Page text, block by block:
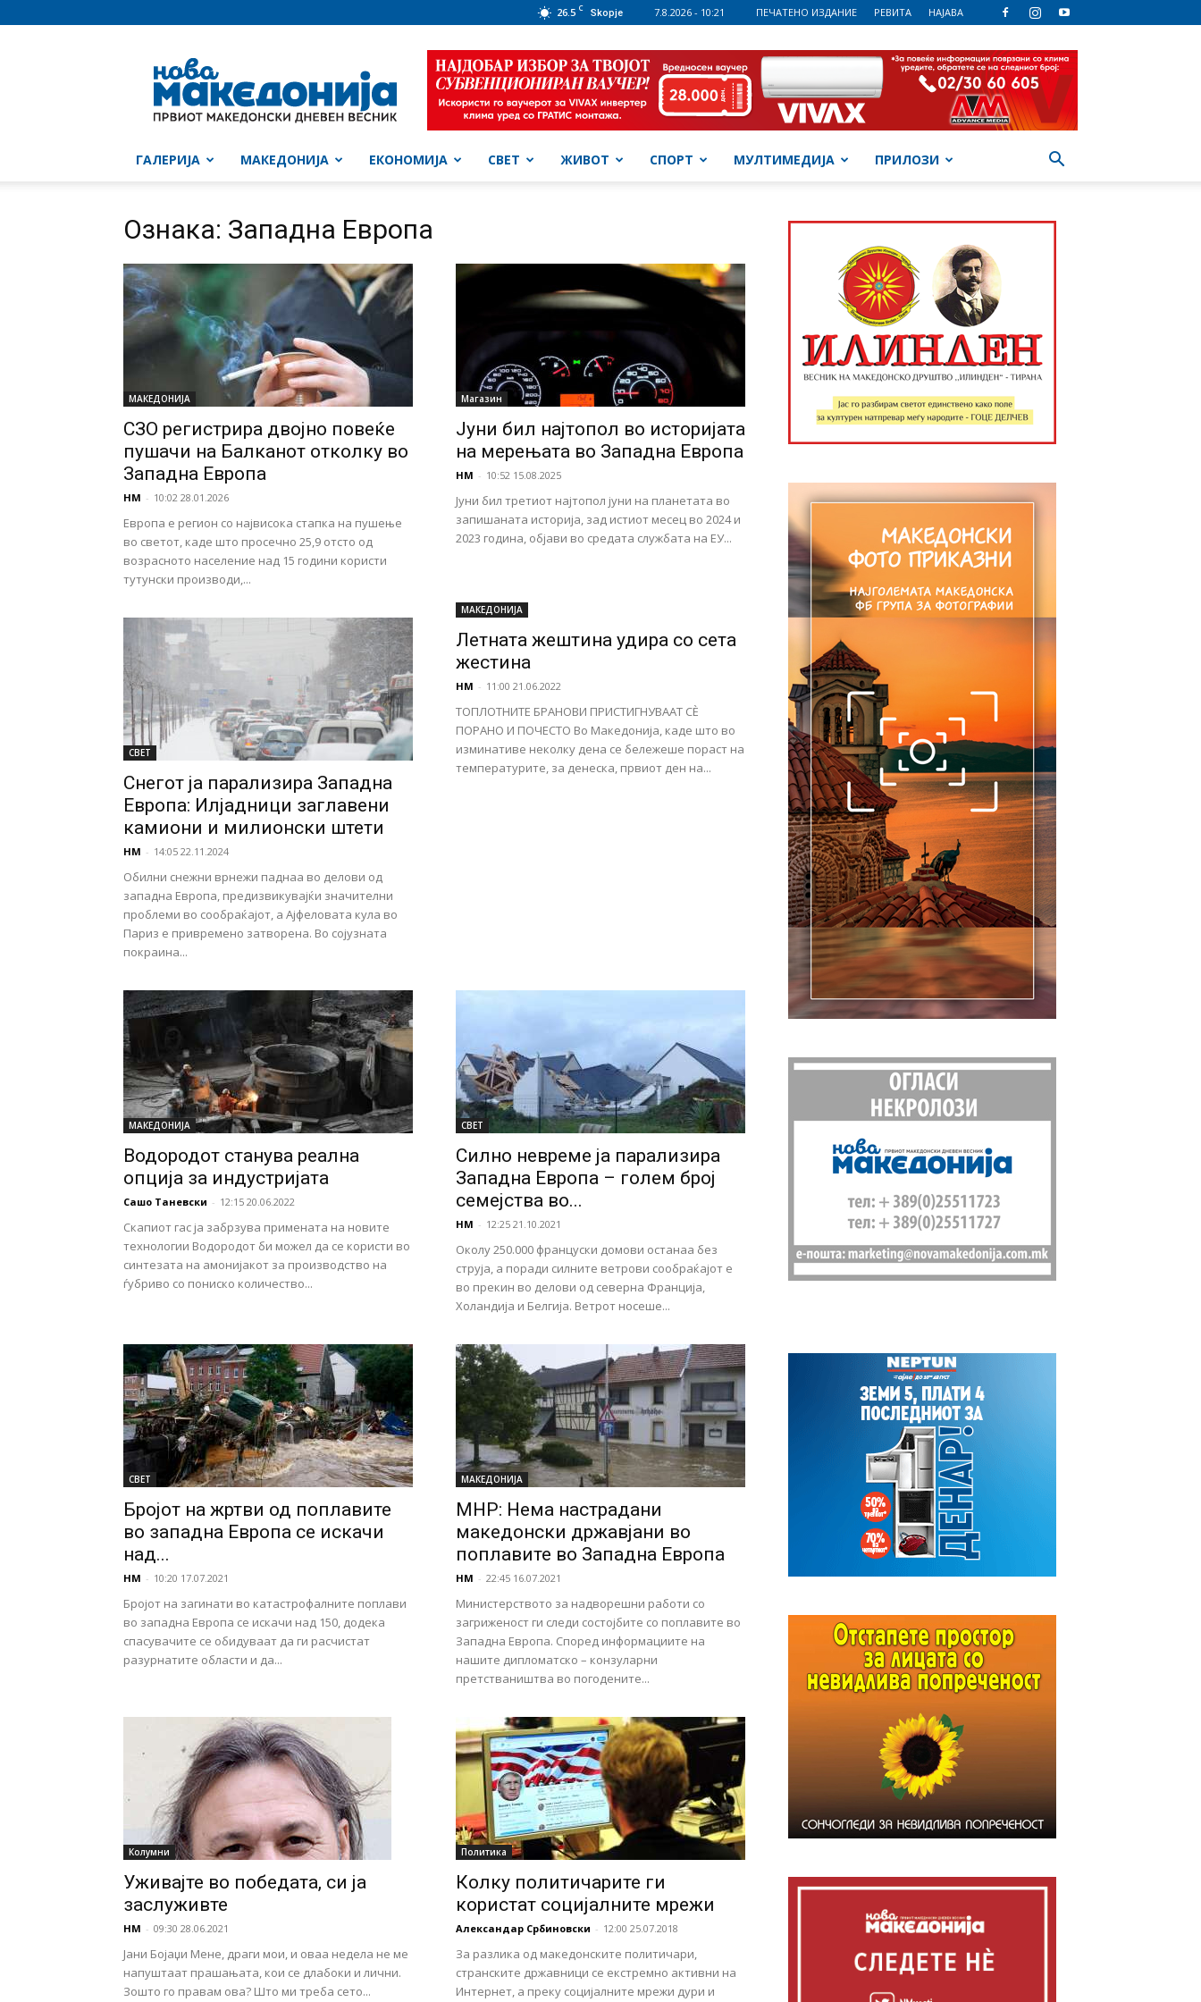
26.5 C Skopje 7.8.2026 - 10:21 ПЕЧАТЕНО ИЗДАНИЕ РЕВИТА НАЈАВА
Македонија
ГАЛЕРИЈА МАКЕДОНИЈА ЕКОНОМИЈА СВЕТ ЖИВОТ СПОРТ МУЛТИМЕДИЈА ПРИЛОЗИ
Ознака: Западна Европа
МАКЕДОНИЈА
СЗО регистрира двојно повеќе
пушачи на Балканот отколку во
Западна Европа
НМ - 10:02 28.01.2026
Европа е регион со највисока стапка на пушење
во светот, каде што просечно 25,9 отсто од
возрасното население над 15 години користи
тутунски производи,...
Магазин
Јуни бил најтопол во историјата
на мерењата во Западна Европа
НМ - 10:52 15.08.2025
Јуни бил третиот најтопол јуни на планетата во
запишаната историја, зад истиот месец во 2024 и
2023 година, објави во средата службата на ЕУ...
СВЕТ
Снегот ја парализира Западна
Европа: Илјадници заглавени
камиони и милионски штети
НМ - 14:05 22.11.2024
Обилни снежни врнежи паднаа во делови од
западна Европа, предизвикувајќи значителни
проблеми во сообраќајот, а Ајфеловата кула во
Париз е привремено затворена. Во сојузната
покраина...
МАКЕДОНИЈА
Летната жештина удира со сета
жестина
НМ - 11:00 21.06.2022
ТОПЛОТНИТЕ БРАНОВИ ПРИСТИГНУВААТ СЀ
ПОРАНО И ПОЧЕСТО Во Македонија, каде што во
изминативе неколку дена се бележеше пораст на
температурите, за денеска, првиот ден на...
МАКЕДОНИЈА
Водородот станува реална
опција за индустријата
Сашо Таневски - 12:15 20.06.2022
Скапиот гас ја забрзува примената на новите
технологии Водородот би можел да се користи во
синтезата на амонијакот за производство на
ѓубриво со пониско количество...
СВЕТ
Силно невреме ја парализира
Западна Европа – голем број
семејства во...
НМ - 12:25 21.10.2021
Околу 250.000 француски домови останаа без
струја, а поради силните ветрови сообраќајот е
во прекин во делови од северна Франција,
Холандија и Белгија. Ветрот носеше...
СВЕТ
Бројот на жртви од поплавите
во западна Европа се искачи
над...
НМ - 10:20 17.07.2021
Бројот на загинати во катастрофалните поплави
во западна Европа се искачи над 150, додека
спасувачите се обидуваат да ги расчистат
разурнатите области и да...
МАКЕДОНИЈА
МНР: Нема настрадани
македонски државјани во
поплавите во Западна Европа
НМ - 22:45 16.07.2021
Министерството за надворешни работи со
загриженост ги следи состојбите со поплавите во
Западна Европа. Според информациите на
нашите дипломатско – конзуларни
претстваништва во погодените...
Колумни
Уживајте во победата, си ја
заслуживте
НМ - 09:30 28.06.2021
Јани Бојаџи Мене, драги мои, и оваа недела не ме
напуштаат прашањата, кои се длабоки и лични.
Зошто го правам ова? Што ми треба сето...
Политика
Колку политичарите ги
користат социјалните мрежи
Александар Србиновски - 12:00 25.07.2018
За разлика од македонските политичари,
странските државници се екстремно активни на
Интернет, а преку социјалните мрежи дури и